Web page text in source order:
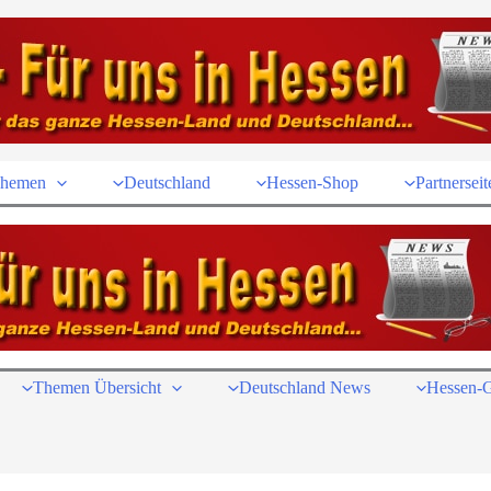
Deutschland Hessen-Shop
Themen Übersicht Deutschland News Hessen-